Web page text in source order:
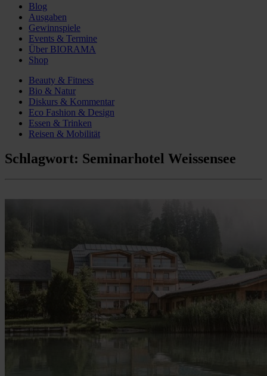
Blog
Ausgaben
Gewinnspiele
Events & Termine
Über BIORAMA
Shop
Beauty & Fitness
Bio & Natur
Diskurs & Kommentar
Eco Fashion & Design
Essen & Trinken
Reisen & Mobilität
Schlagwort: Seminarhotel Weissensee